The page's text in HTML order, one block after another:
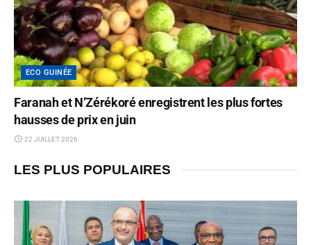
ECO GUINÉE
Faranah et N’Zérékoré enregistrent les plus fortes
hausses de prix en juin
22 JUILLET 2026
LES PLUS POPULAIRES